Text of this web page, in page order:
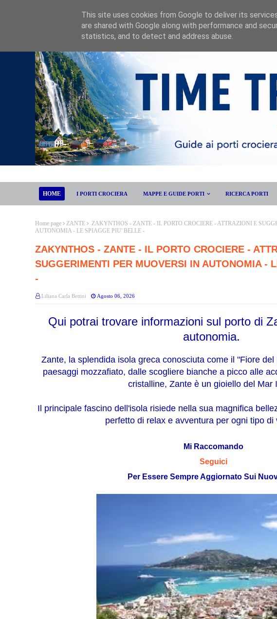
HOME I PORTI CROCIERA MAPPE E GUIDE PORTI RICERCA PORTI
Home page ZANTE
ZAKYNTHOS - ZANTE - IL PORTO CROCIERE - ATTRAZIONI E
AUTONOMIA - LE SPIAGGE PIU' BELLE -
ZAKYNTHOS - ZANTE - IL PORTO CROCIERE -
SUGGERIMENTI PER MUOVERSI IN AUTONOMIA -
-
Liliana Carla Bettini Agosto 06, 2026
Qui potrai trovare informazioni sul porto di
autonomia.
Zante, la splendida isola greca conosciuta come il "Fiore
paesaggi mozzafiato, dalle scogliere bianche a picco alle
cristalline, Zante è un gioiello del Mar
Il principale fascino dell'isola risiede nella sua magnifica
perfetto di relax e avventura per ogni tipo di
Mi Raccomando
Seguici
Per Essere Sempre Aggiornato Sui
This site uses cookies from Google to deliver its
are shared with Google along with performance and
statistics, and to detect and address abuse.